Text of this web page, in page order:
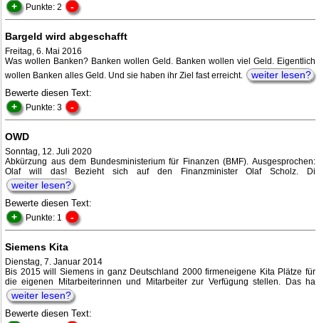
+ Punkte: 2 -
Bargeld wird abgeschafft
Freitag, 6. Mai 2016
Was wollen Banken? Banken wollen Geld. Banken wollen viel Geld. Eigentlich
wollen Banken alles Geld. Und sie haben ihr Ziel fast erreicht.
weiter lesen?
Bewerte diesen Text:
+ Punkte: 3 -
OWD
Sonntag, 12. Juli 2020
Abkürzung aus dem Bundesministerium für Finanzen (BMF). Ausgesprochen:
Olaf will das! Bezieht sich auf den Finanzminister Olaf Scholz. Di
weiter lesen?
Bewerte diesen Text:
+ Punkte: 1 -
Siemens Kita
Dienstag, 7. Januar 2014
Bis 2015 will Siemens in ganz Deutschland 2000 firmeneigene Kita Plätze für
die eigenen Mitarbeiterinnen und Mitarbeiter zur Verfügung stellen. Das ha
weiter lesen?
Bewerte diesen Text: